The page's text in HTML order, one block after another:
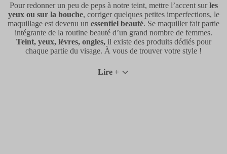
Pour redonner un peu de peps à notre teint, mettre l’accent surles
yeux ou sur la bouche, corriger quelques petites imperfections, le
maquillage est devenu un essentiel beauté. Se maquiller fait partie
intégrante de la routine beauté d’un grand nombre de femmes.
Teint, yeux, lèvres, ongles,il existe des produits dédiés pour
chaque partie du visage. À vous de trouver votre style !
Lire +